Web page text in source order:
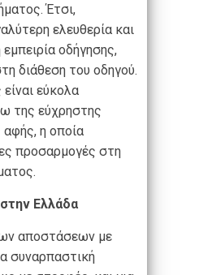
Έτσι,
ελευθερία και
οδήγησης,
διάθεση του οδηγού.
εύκολα
της εύχρηστης
αφής, η οποία
προσαρμογές στη
Ελλάδα
αποστάσεων με
συναρπαστική